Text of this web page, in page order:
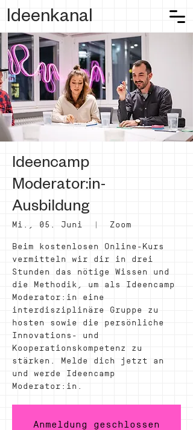
Ideenkanal
Ideencamp
Moderator:in-
Ausbildung
Mi., 05. Juni
  |
Zoom
Beim kostenlosen Online-Kurs
vermitteln wir dir in drei
Stunden das nötige Wissen und
die Methodik, um als Ideencamp
Moderator:in eine
interdisziplinäre Gruppe zu
hosten sowie die persönliche
Innovations- und
Kooperationskompetenz zu
stärken. Melde dich jetzt an
und werde Ideencamp
Moderator:in.
Anmeldung geschlossen